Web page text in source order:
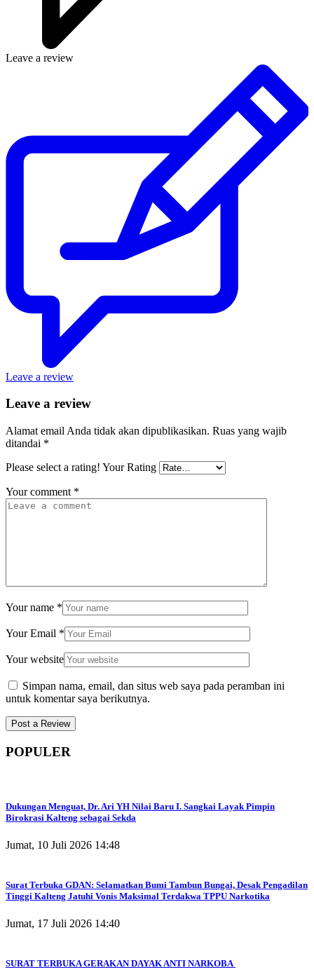
Leave a review
Leave a review
Leave a review
Alamat email Anda tidak akan dipublikasikan. Ruas yang wajib
ditandai *
Please select a rating! Your Rating
Your comment *
Your name *
Your Email *
Your website
Simpan nama, email, dan situs web saya pada peramban ini
untuk komentar saya berikutnya.
POPULER
Dukungan Menguat, Dr. Ari YH Nilai Baru I. Sangkai Layak Pimpin
Birokrasi Kalteng sebagai Sekda
Jumat, 10 Juli 2026 14:48
Surat Terbuka GDAN: Selamatkan Bumi Tambun Bungai, Desak Pengadilan
Tinggi Kalteng Jatuhi Vonis Maksimal Terdakwa TPPU Narkotika
Jumat, 17 Juli 2026 14:40
SURAT TERBUKA GERAKAN DAYAK ANTI NARKOBA